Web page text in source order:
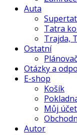
Auta
Tatra
Trajda,
Ostatní
Otázky a
E-shop
Košík
Můj účet
Autor